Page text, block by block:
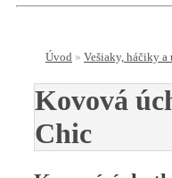
Úvod » Vešiaky, háčiky
Kovová
Chic